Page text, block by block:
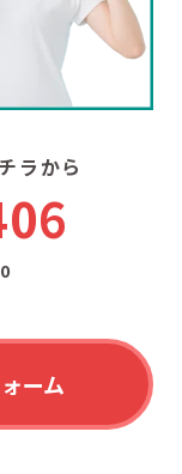
ラから
ーム